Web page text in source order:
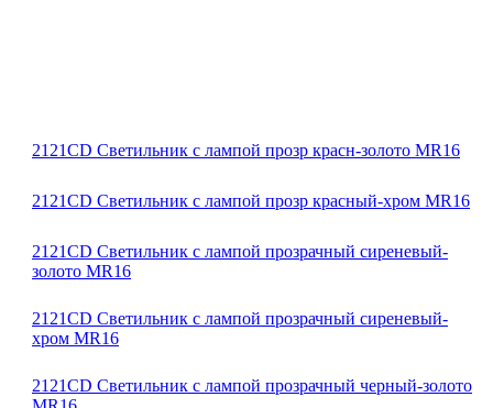
2121CD Светильник с лампой прозр красн-золото MR16
2121CD Светильник с лампой прозр красный-хром MR16
2121CD Светильник с лампой прозрачный сиреневый-
золото MR16
2121CD Светильник с лампой прозрачный сиреневый-
хром MR16
2121CD Светильник с лампой прозрачный черный-золото